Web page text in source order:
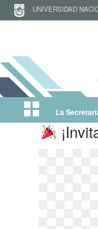
UNIVERSIDAD
Inicio
La